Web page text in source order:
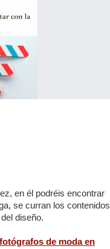
en él podréis encontrar
se curran los contenidos
diseño.
de moda en